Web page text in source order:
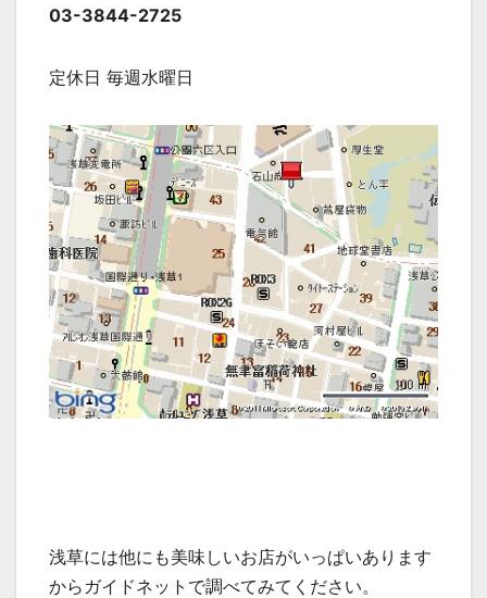
03-3844-2725
定休日 毎週水曜日
浅草には他にも美味しいお店がいっぱいあります
からガイドネットで調べてみてください。